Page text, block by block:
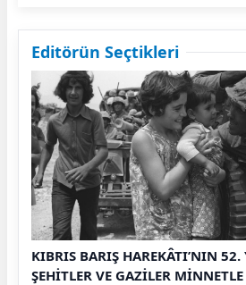
Editörün Seçtikleri
KIBRIS BARIŞ HAREKÂTI’NIN
ŞEHİTLER VE GAZİLER